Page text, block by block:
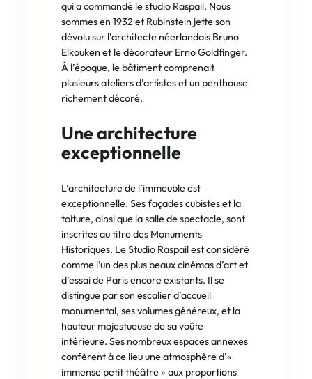
qui a commandé le studio Raspail. Nous
sommes en 1932 et Rubinstein jette son
dévolu sur l’architecte néerlandais Bruno
Elkouken et le décorateur Erno Goldfinger.
À l’époque, le bâtiment comprenait
plusieurs ateliers d’artistes et un penthouse
richement décoré.
Une architecture
exceptionnelle
L’architecture de l’immeuble est
exceptionnelle. Ses façades cubistes et la
toiture, ainsi que la salle de spectacle, sont
inscrites au titre des Monuments
Historiques. Le Studio Raspail est considéré
comme l’un des plus beaux cinémas d’art et
d’essai de Paris encore existants. Il se
distingue par son escalier d’accueil
monumental, ses volumes généreux, et la
hauteur majestueuse de sa voûte
intérieure. Ses nombreux espaces annexes
confèrent à ce lieu une atmosphère d’«
immense petit théâtre » aux proportions